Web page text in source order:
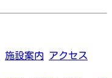
施設案内 アクセス